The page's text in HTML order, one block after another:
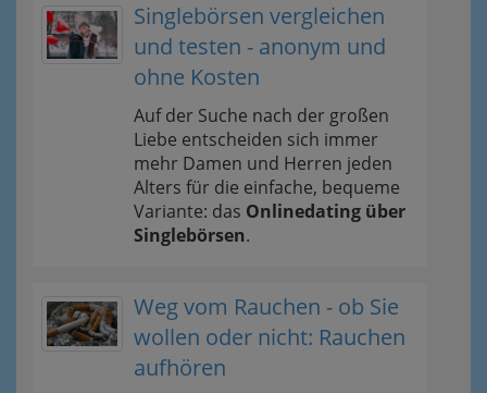
Singlebörsen vergleichen
und testen - anonym und
ohne Kosten
Auf der Suche nach der großen
Liebe entscheiden sich immer
mehr Damen und Herren jeden
Alters für die einfache, bequeme
Variante: das Onlinedating über
Singlebörsen.
Weg vom Rauchen - ob Sie
wollen oder nicht: Rauchen
aufhören